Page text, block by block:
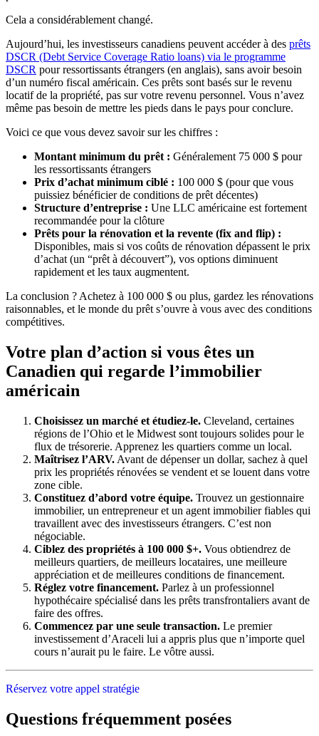
Cela a considérablement changé.
Aujourd’hui, les investisseurs canadiens peuvent accéder à des prêts
DSCR (Debt Service Coverage Ratio loans) via le programme
DSCR pour ressortissants étrangers (en anglais), sans avoir besoin
d’un numéro fiscal américain. Ces prêts sont basés sur le revenu
locatif de la propriété, pas sur votre revenu personnel. Vous n’avez
même pas besoin de mettre les pieds dans le pays pour conclure.
Voici ce que vous devez savoir sur les chiffres :
Montant minimum du prêt : Généralement 75 000 $ pour
les ressortissants étrangers
Prix d’achat minimum ciblé : 100 000 $ (pour que vous
puissiez bénéficier de conditions de prêt décentes)
Structure d’entreprise : Une LLC américaine est fortement
recommandée pour la clôture
Prêts pour la rénovation et la revente (fix and flip) :
Disponibles, mais si vos coûts de rénovation dépassent le prix
d’achat (un “prêt à découvert”), vos options diminuent
rapidement et les taux augmentent.
La conclusion ? Achetez à 100 000 $ ou plus, gardez les rénovations
raisonnables, et le monde du prêt s’ouvre à vous avec des conditions
compétitives.
Votre plan d’action si vous êtes un
Canadien qui regarde l’immobilier
américain
Choisissez un marché et étudiez-le. Cleveland, certaines
régions de l’Ohio et le Midwest sont toujours solides pour le
flux de trésorerie. Apprenez les quartiers comme un local.
Maîtrisez l’ARV. Avant de dépenser un dollar, sachez à quel
prix les propriétés rénovées se vendent et se louent dans votre
zone cible.
Constituez d’abord votre équipe. Trouvez un gestionnaire
immobilier, un entrepreneur et un agent immobilier fiables qui
travaillent avec des investisseurs étrangers. C’est non
négociable.
Ciblez des propriétés à 100 000 $+. Vous obtiendrez de
meilleurs quartiers, de meilleurs locataires, une meilleure
appréciation et de meilleures conditions de financement.
Réglez votre financement. Parlez à un professionnel
hypothécaire spécialisé dans les prêts transfrontaliers avant de
faire des offres.
Commencez par une seule transaction. Le premier
investissement d’Araceli lui a appris plus que n’importe quel
cours n’aurait pu le faire. Le vôtre aussi.
Réservez votre appel stratégie
Questions fréquemment posées